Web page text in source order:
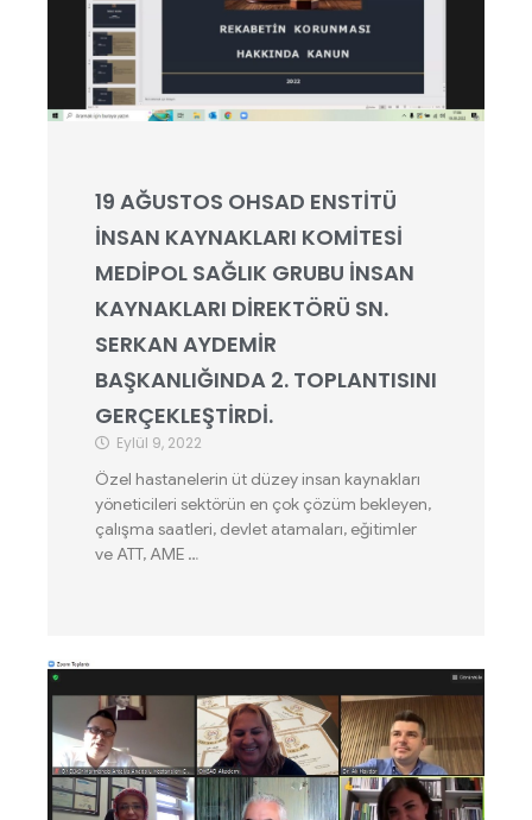
19 AĞUSTOS OHSAD ENSTİTÜ
İNSAN KAYNAKLARI KOMİTESİ
MEDİPOL SAĞLIK GRUBU İNSAN
KAYNAKLARI DİREKTÖRÜ SN.
SERKAN AYDEMİR
BAŞKANLIĞINDA 2. TOPLANTISINI
GERÇEKLEŞTİRDİ.
Eylül 9, 2022
Özel hastanelerin üt düzey insan kaynakları
yöneticileri sektörün en çok çözüm bekleyen,
çalışma saatleri, devlet atamaları, eğitimler
ve ATT, AME …